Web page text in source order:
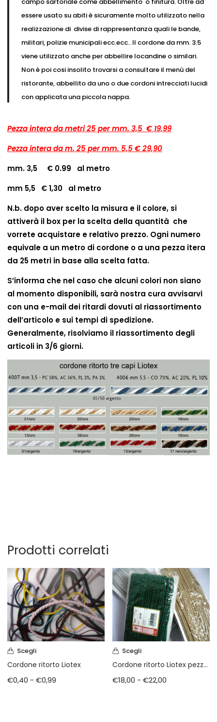
essere usato su abiti è sicuramente molto utilizzato nella
realizzazione di divise di rappresentanza quali le bande,
militari, polizie municipali ecc.ecc.. Il cordone da mm. 3.5
viene utilizzato anche per abbellire locandine o similari.
Non è poi cosi insolito trovarsi a consultare il menù del
ristorante, abbellito da uno o due cordoni intrecciati lucidi
con applicata una piccola nappa.
Pezza intera da metri 25 per mm. 3,5 € 19,99
Pezza intera da m. 25 per mm. 5,5 € 29,90
mm. 3,5 € 0.99 al metro
mm 5,5 € 1,30 al metro
N.b. dopo aver scelto la misura e il colore, si
attiverà il box per la scelta della quantità che
vorrete acquistare e relativo prezzo. Ogni numero
equivale a un metro di cordone o a una pezza itera
da 25 metri in base alla scelta fatta.
S’informa che nel caso che alcuni colori non siano
al momento disponibili, sarà nostra cura avvisarvi
con una e-mail dei ritardi dovuti al riassortimento
dell’articolo e sui tempi di spedizione.
Generalmente, risolviamo il riassortimento degli
articoli in 3/6 giorni.
Prodotti correlati
Scegli
Cordone ritorto Liotex
€0,40 - €0,99
Scegli
Cordone ritorto Liotex pezze intere
€18,00 - €22,00